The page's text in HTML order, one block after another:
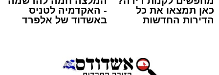
בסיום הושמעו מחרוזת שירים עתיקים שהלחין דודי
הציבור הענק שהשתתף באירוע הודה למארגנים
אלא במעמד של טיש חסידי אותנטי, שהצליח
לסחוף אליו את ההמונים מעומק ימי החולין - אל
כאן תמצאו את כל
הדירות החדשות
- האקדמיה לטניס
באשדוד של אלפרד